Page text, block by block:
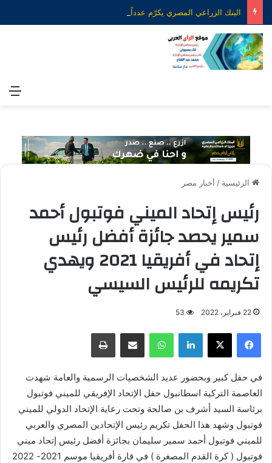
الرئيسية / أخبار مصر
رئيس إتحاد الميني فوتبول أحمد
سمير يحصد جائزة أفضل رئيس
إتحاد في أفريقيا 2021 ويهدي
تكريمه للرئيس السيسي
22 فبراير، 2022 53
فيسبوك X لينكدإن واتساب مشاركة عبر البريد طباعة
في حفل كبير وبحضور عديد الشخصيات الرسمية والعامة شهدت
العاصمة التركية اسطانبول حفل الإتحاد الإفريقي للميني فوتبول
برئاسة السيد أشرف بن صالحة وتحت رعاية الإتحاد الدولي للميني
فوتبول وشهد هذا الحفل تكريم رئيس الإتحادين المصري والعربي
للميني فوتبول أحمد سمير سليمان بجائزة أفضل رئيس إتحاد ميني
فوتبول ( كرة القدم المصغرة ) في قارة أفريقيا موسم 2021- 2022